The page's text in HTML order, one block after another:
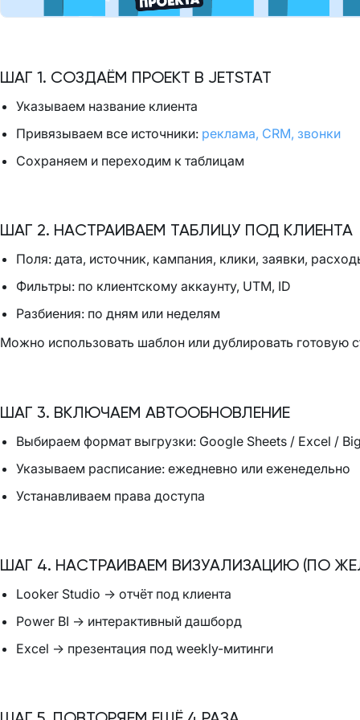
ШАГ 1. СОЗДАЁМ ПРОЕКТ В JETSTAT
Указываем название клиента
Привязываем все источники: реклама, CRM, звонки
Сохраняем и переходим к таблицам
ШАГ 2. НАСТРАИВАЕМ ТАБЛИЦУ ПОД КЛИЕНТА
Поля: дата, источник, кампания, клики, заявки,
Фильтры: по клиентскому аккаунту, UTM, ID
Разбиения: по дням или неделям
Можно использовать шаблон или дублировать готовую
ШАГ 3. ВКЛЮЧАЕМ АВТООБНОВЛЕНИЕ
Выбираем формат выгрузки: Google Sheets / Excel /
Указываем расписание: ежедневно или еженедельно
Устанавливаем права доступа
ШАГ 4. НАСТРАИВАЕМ ВИЗУАЛИЗАЦИЮ (ПО
Looker Studio → отчёт под клиента
Power BI → интерактивный дашборд
Excel → презентация под weekly-митинги